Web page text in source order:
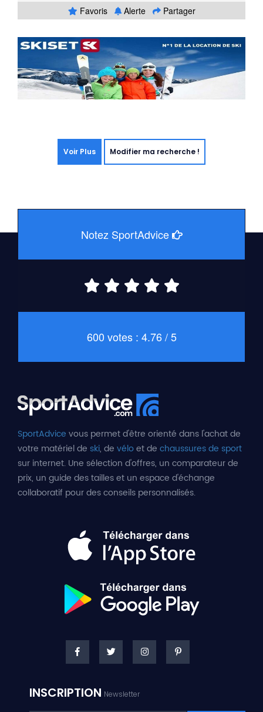
Favoris
Alerte Partager
Voir Plus Modifier ma recherche !
Notez SportAdvice
600 votes : 4.76 / 5
SportAdvice vous permet d'être orienté dans l'achat de
votre matériel de ski, de véloet de chaussures de sport
sur internet. Une sélection d'offres, un comparateur de
prix, un guide des tailles et un espace d'échange
collaboratif pour des conseils personnalisés.
INSCRIPTION Newsletter